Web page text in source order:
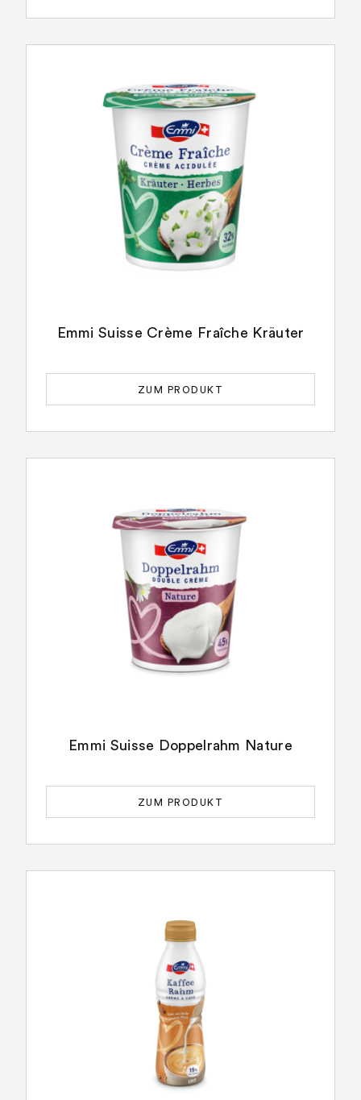
Emmi Suisse Crème Fraîche Kräuter
ZUM PRODUKT
Emmi Suisse Doppelrahm Nature
ZUM PRODUKT